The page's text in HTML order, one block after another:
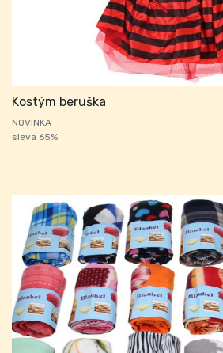
Kostým beruška
NOVINKA
sleva 65%